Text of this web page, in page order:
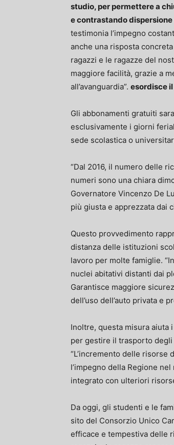
studio, per permettere a
e contrastando
testimonia l’impegno
anche una risposta
ragazzi e le ragazze del
maggiore facilità, grazie a
all’avanguardia”. esordisce
Gli abbonamenti gratuiti
esclusivamente i giorni
sede scolastica o
“Dal 2016, il numero delle
numeri sono una chiara
Governatore Vincenzo De
più giusta e apprezzata dai
Questo provvedimento
distanza delle istituzioni
lavoro per molte famiglie.
nuclei abitativi distanti dai
Garantisce maggiore
dell’uso dell’auto privata e
Inoltre, questa misura aiuta
per gestire il trasporto
“L’incremento delle
l’impegno della Regione
integrato con ulteriori
Da oggi, gli studenti e le
sito del Consorzio Unico
efficace e tempestiva delle